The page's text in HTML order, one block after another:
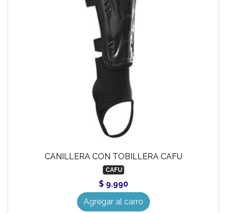
CANILLERA CON TOBILLERA CAFU
CAFU
$ 9.990
Agregar al carro